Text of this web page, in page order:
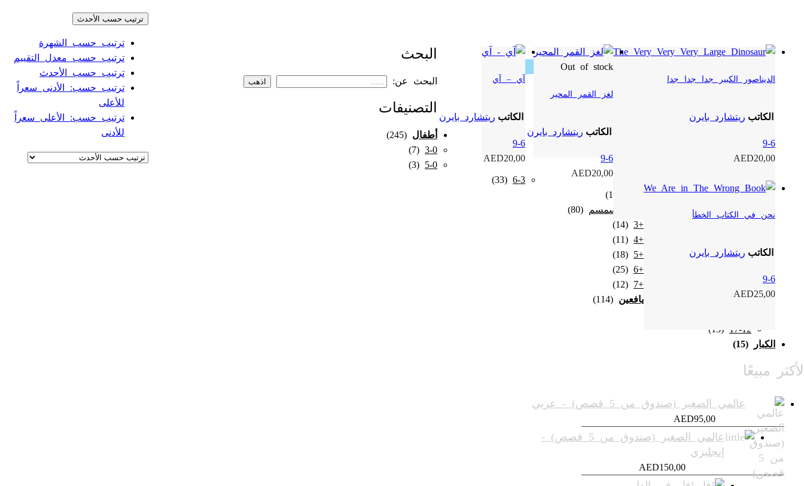
ترتيب حسب الأحدث
ترتيب حسب الشهرة
ترتيب حسب معدل التقييم
ترتيب حسب الأحدث
ترتيب حسب: الأدنى سعراً
للأعلى
ترتيب حسب: الأعلى سعراً
للأدنى
الديناصور الكبير جدا جدا جدا
الكاتب ريتشارد بايرن
9-6
AED20,00
Out of stock
لغز القمر المحير
الكاتب ريتشارد بايرن
9-6
AED20,00
آي – آي
الكاتب ريتشارد بايرن
9-6
AED20,00
نحن في الكتاب الخطأ
الكاتب ريتشارد بايرن
9-6
AED25,00
البحث
البحث عن: اذهب
التصنيفات
أطفال (245)
3-0
(7)
5-0
(3)
6-3
(33)
افتح ياسمسم
(80)
+3
(14)
+4
(11)
+5
(18)
+6
(25)
+7
(12)
يافعين (114)
17-12
(13)
الكبار
(15)
مبيعًا
عالمي الصغير (صندوق من 5 قصص) - عربي
AED95,00
عالمي الصغير (صندوق من 5 قصص) -
إنجليزي
AED150,00